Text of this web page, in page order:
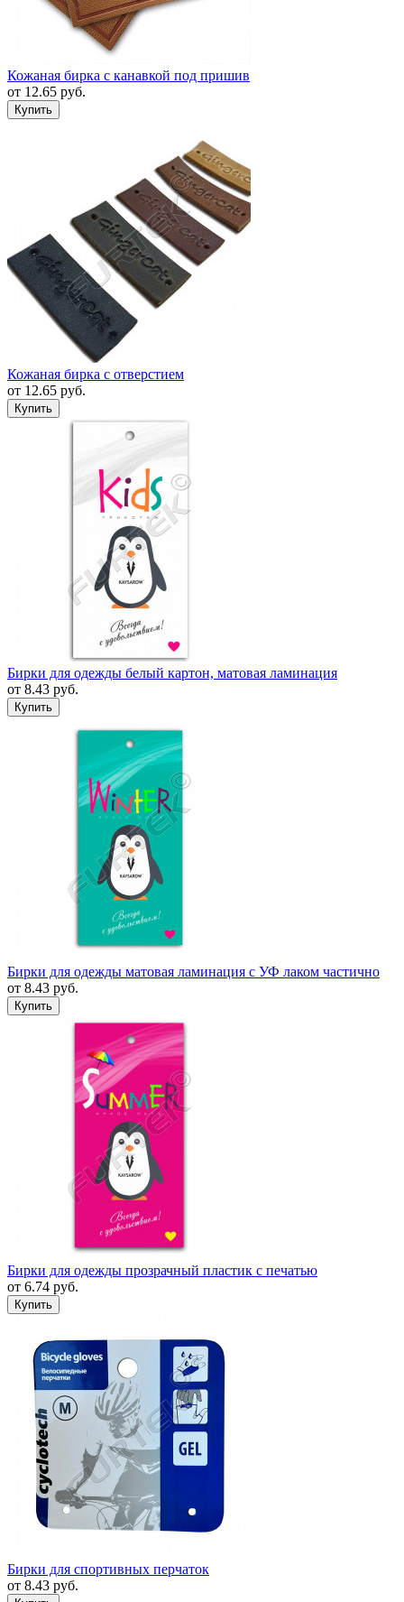
Кожаная бирка с канавкой под пришив
от 12.65 руб.
Кожаная бирка с отверстием
от 12.65 руб.
Бирки для одежды белый картон, матовая ламинация
от 8.43 руб.
Бирки для одежды матовая ламинация с УФ лаком частично
от 8.43 руб.
Бирки для одежды прозрачный пластик с печатью
от 6.74 руб.
Бирки для спортивных перчаток
от 8.43 руб.